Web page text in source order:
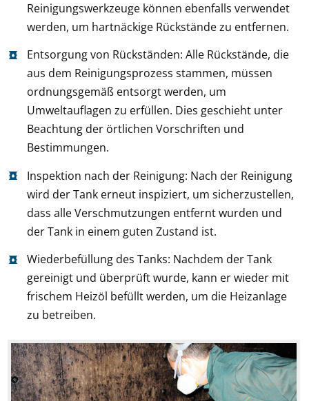
Reinigungswerkzeuge können ebenfalls verwendet
werden, um hartnäckige Rückstände zu entfernen.
Entsorgung von Rückständen: Alle Rückstände, die
aus dem Reinigungsprozess stammen, müssen
ordnungsgemäß entsorgt werden, um
Umweltauflagen zu erfüllen. Dies geschieht unter
Beachtung der örtlichen Vorschriften und
Bestimmungen.
Inspektion nach der Reinigung: Nach der Reinigung
wird der Tank erneut inspiziert, um sicherzustellen,
dass alle Verschmutzungen entfernt wurden und
der Tank in einem guten Zustand ist.
Wiederbefüllung des Tanks: Nachdem der Tank
gereinigt und überprüft wurde, kann er wieder mit
frischem Heizöl befüllt werden, um die Heizanlage
zu betreiben.